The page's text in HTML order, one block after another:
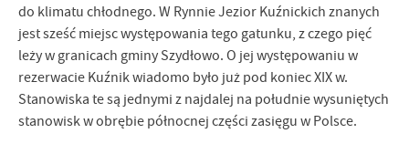
do klimatu chłodnego. W Rynnie Jezior Kuźnickich znanych
jest sześć miejsc występowania tego gatunku, z czego pięć
leży w granicach gminy Szydłowo. O jej występowaniu w
rezerwacie Kuźnik wiadomo było już pod koniec XIX w.
Stanowiska te są jednymi z najdalej na południe wysuniętych
stanowisk w obrębie północnej części zasięgu w Polsce.